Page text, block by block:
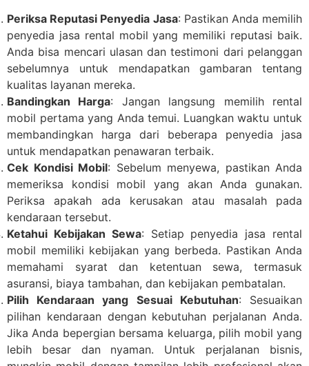
Periksa Reputasi Penyedia Jasa: Pastikan Anda memilih
penyedia jasa rental mobil yang memiliki reputasi baik.
Anda bisa mencari ulasan dan testimoni dari pelanggan
sebelumnya untuk mendapatkan gambaran tentang
kualitas layanan mereka.
Bandingkan Harga: Jangan langsung memilih rental
mobil pertama yang Anda temui. Luangkan waktu untuk
membandingkan harga dari beberapa penyedia jasa
untuk mendapatkan penawaran terbaik.
Cek Kondisi Mobil: Sebelum menyewa, pastikan Anda
memeriksa kondisi mobil yang akan Anda gunakan.
Periksa apakah ada kerusakan atau masalah pada
kendaraan tersebut.
Ketahui Kebijakan Sewa: Setiap penyedia jasa rental
mobil memiliki kebijakan yang berbeda. Pastikan Anda
memahami syarat dan ketentuan sewa, termasuk
asuransi, biaya tambahan, dan kebijakan pembatalan.
Pilih Kendaraan yang Sesuai Kebutuhan: Sesuaikan
pilihan kendaraan dengan kebutuhan perjalanan Anda.
Jika Anda bepergian bersama keluarga, pilih mobil yang
lebih besar dan nyaman. Untuk perjalanan bisnis,